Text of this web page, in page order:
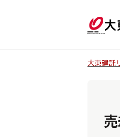
大東建託